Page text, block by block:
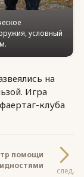
условный
на
Игра
клуба
помощи
след.